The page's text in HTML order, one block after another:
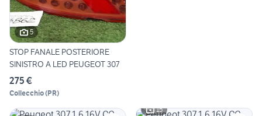
5
STOP FANALE POSTERIORE
SINISTRO A LED PEUGEOT 307
275 €
Collecchio(PR)
15